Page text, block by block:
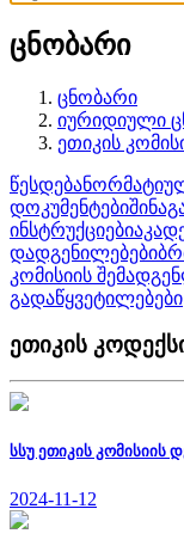
ცნობარი
ცნობარი
იურიდიული
ეთიკის
წესდება
დოკუმენტები
ინსტრუქციები
დადგენილებები
კომისიის
გადაწყვეტილებები
ეთიკის
სსუ ეთიკის კომისიის
2024-11-12